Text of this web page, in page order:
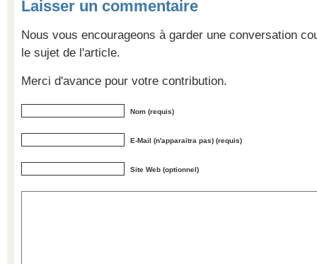
Laisser un commentaire
Nous vous encourageons à garder une conversation
le sujet de l'article.
Merci d'avance pour votre contribution.
Nom (requis)
E-Mail (n'apparaitra pas) (requis)
Site Web (optionnel)